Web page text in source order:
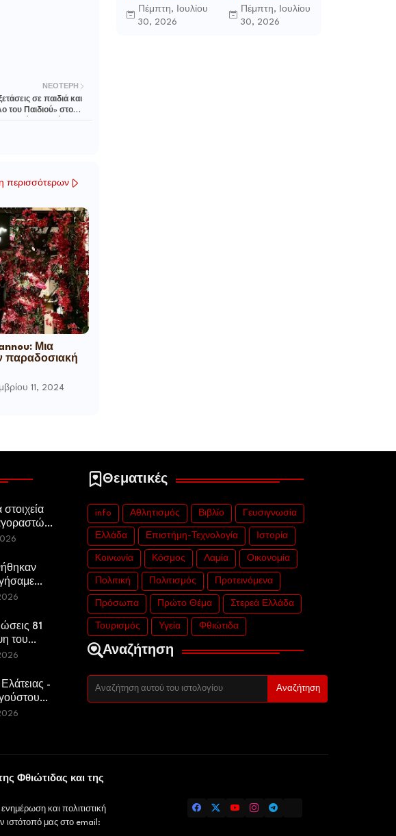
ΝΕΌΤΕΡΗ
σε παιδιά και
του Παιδιού» στους
περισσότερων
Μια
παραδοσιακή
11, 2024
Gema το
μυθιστόρημα του
Πέμπτη, Ιουλίου
30, 2026
Επίμετρο το
αστυνομικό
Πέμπτη, Ιουλίου
30, 2026
81
του
-
Θεματικές
info Αθλητισμός Βιβλίο Γευσιγνωσία
Ελλάδα Επιστήμη-Τεχνολογία Ιστορία
Κοινωνία Κόσμος Λαμία Οικονομία
Πολιτική Πολιτισμός Προτεινόμενα
Πρόσωπα Πρώτο Θέμα Στερεά Ελλάδα
Τουρισμός Υγεία Φθιώτιδα
Αναζήτηση
Φθιώτιδας και της
και πολιτιστική
ιστότοπό μας στο email: